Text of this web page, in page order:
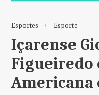
Esportes Esporte
Içarense
Figueiredo
Americana